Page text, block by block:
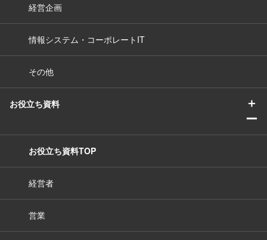
経営企画
情報システム・コーポレートIT
その他
お役立ち資料
＋
ー
お役立ち資料TOP
経営者
営業